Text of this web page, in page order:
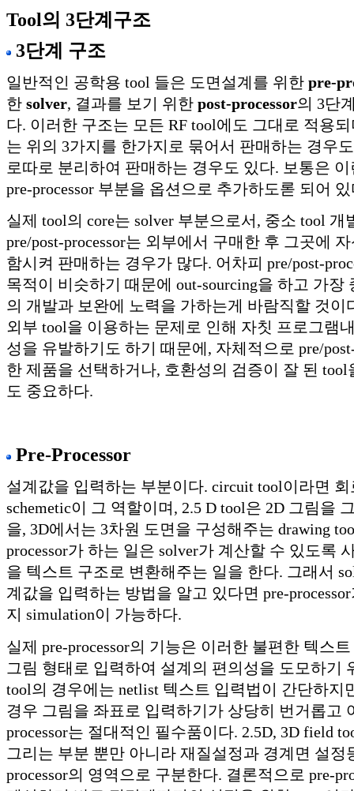
Tool의 3단계구조
3단계 구조
일반적인 공학용 tool 들은 도면설계를 위한 pre-
한 solver, 결과를 보기 위한 post-processor의 3단
다. 이러한 구조는 모든 RF tool에도 그대로 적용
는 위의 3가지를 한가지로 묶어서 판매하는 경우
로따로 분리하여 판매하는 경우도 있다. 보통은
pre-processor 부분을 옵션으로 추가하도롣 되어
실제 tool의 core는 solver 부분으로서, 중소 tool 개
pre/post-processor는 외부에서 구매한 후 그곳에
함시켜 판매하는 경우가 많다. 어차피 pre/post-
목적이 비슷하기 때문에 out-sourcing을 하고 가장
의 개발과 보완에 노력을 가하는게 바람직할 것이
외부 tool을 이용하는 문제로 인해 자칫 프로그램
성을 유발하기도 하기 때문에, 자체적으로 pre/
한 제품을 선택하거나, 호환성의 검증이 잘 된 tool
도 중요하다.
Pre-Processor
설계값을 입력하는 부분이다. circuit tool이라면
schemetic이 그 역할이며, 2.5 D tool은 2D 그림을
을, 3D에서는 3차원 도면을 구성해주는 drawing
processor가 하는 일은 solver가 계산할 수 있도록
을 텍스트 구조로 변환해주는 일을 한다. 그래서
계값을 입력하는 방법을 알고 있다면 pre-
지 simulation이 가능하다.
실제 pre-processor의 기능은 이러한 불편한 텍스
그림 형태로 입력하여 설계의 편의성을 도모하기
tool의 경우에는 netlist 텍스트 입력법이 간단하지
경우 그림을 좌표로 입력하기가 상당히 번거롭고
processor는 절대적인 필수품이다. 2.5D, 3D field
그리는 부분 뿐만 아니라 재질설정과 경계면 설정
processor의 영역으로 구분한다. 결론적으로 pre-